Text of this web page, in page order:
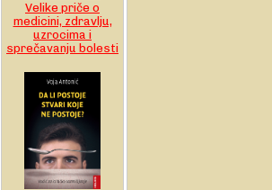
Velike priče o
medicini, zdravlju,
uzrocima i
sprečavanju bolesti